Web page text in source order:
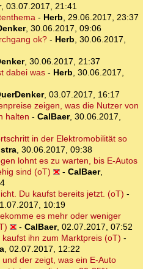
, 03.07.2017, 21:41
- Herb, 29.06.2017, 23:37
, 30.06.2017, 09:06
ok?- Herb, 30.06.2017,
, 30.06.2017, 21:37
dabei was- Herb, 30.06.2017,
, 03.07.2017, 16:17
zeigen, was die Nutzer von
halten - CalBaer, 30.06.2017,
in der Elektromobilität so
, 30.06.2017, 09:38
lohnt es zu warten, bis E-Autos
sind (oT)
- CalBaer,
Du kaufst bereits jetzt. (oT) -
10:19
es mehr oder weniger
- CalBaer, 02.07.2017, 07:52
kaufst ihn zum Marktpreis (oT) -
, 02.07.2017, 12:22
und der zeigt, was ein E-Auto